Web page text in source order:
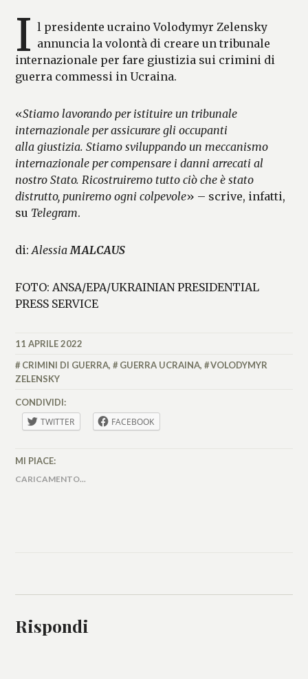
I l presidente ucraino Volodymyr Zelensky
annuncia la volontà di creare un tribunale
internazionale per fare giustizia sui crimini di
guerra commessi in Ucraina.
«Stiamo lavorando per istituire un tribunale
internazionale per assicurare gli occupanti
alla giustizia. Stiamo sviluppando un meccanismo
internazionale per compensare i danni arrecati al
nostro Stato. Ricostruiremo tutto ciò che è stato
distrutto, puniremo ogni colpevole» – scrive, infatti,
su Telegram.
di:AlessiaMALCAUS
FOTO: ANSA/EPA/UKRAINIAN PRESIDENTIAL
PRESS SERVICE
ALESSIA
11 APRILE 2022
CRIMINI DI GUERRA, GUERRA UCRAINA,
VOLODYMYR
ZELENSKY
CONDIVIDI:
TWITTER FACEBOOK
MI PIACE:
CARICAMENTO...
Rispondi